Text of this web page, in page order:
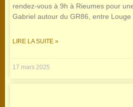
rendez-vous à 9h à Rieumes pour
Gabriel autour du GR86, entre Louge
LIRE LA SUITE »
17 mars 2025